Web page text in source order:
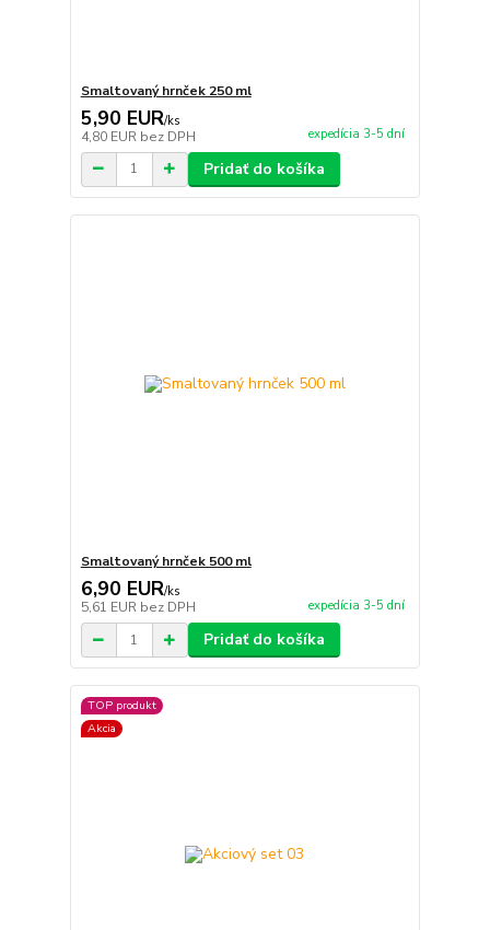
Smaltovaný hrnček 250 ml
5,90 EUR/ks
4,80 EUR bez DPH expedícia 3-5 dní
Pridať do košíka
Smaltovaný hrnček 500 ml
6,90 EUR/ks
5,61 EUR bez DPH expedícia 3-5 dní
Pridať do košíka
TOP produkt
Akcia